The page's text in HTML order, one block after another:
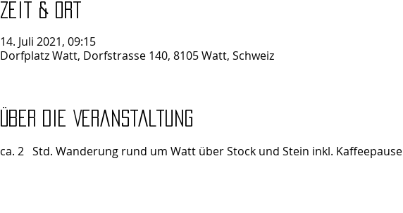
Zeit & Ort
14. Juli 2021, 09:15
Dorfplatz Watt, Dorfstrasse 140, 8105 Watt, Schweiz
Über die Veranstaltung
ca. 2   Std. Wanderung rund um Watt über Stock und Stein inkl. Kaffeepause